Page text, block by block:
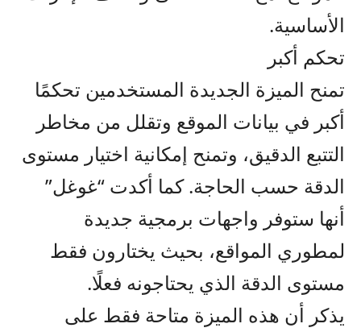
الأساسية.
تحكم أكبر
تمنح الميزة الجديدة المستخدمين تحكمًا
أكبر في بيانات الموقع وتقلل من مخاطر
التتبع الدقيق، وتمنح إمكانية اختيار مستوى
الدقة حسب الحاجة. كما أكدت “غوغل”
أنها ستوفر واجهات برمجية جديدة
لمطوري المواقع، بحيث يختارون فقط
مستوى الدقة الذي يحتاجونه فعلًا.
يذكر أن هذه الميزة متاحة فقط على